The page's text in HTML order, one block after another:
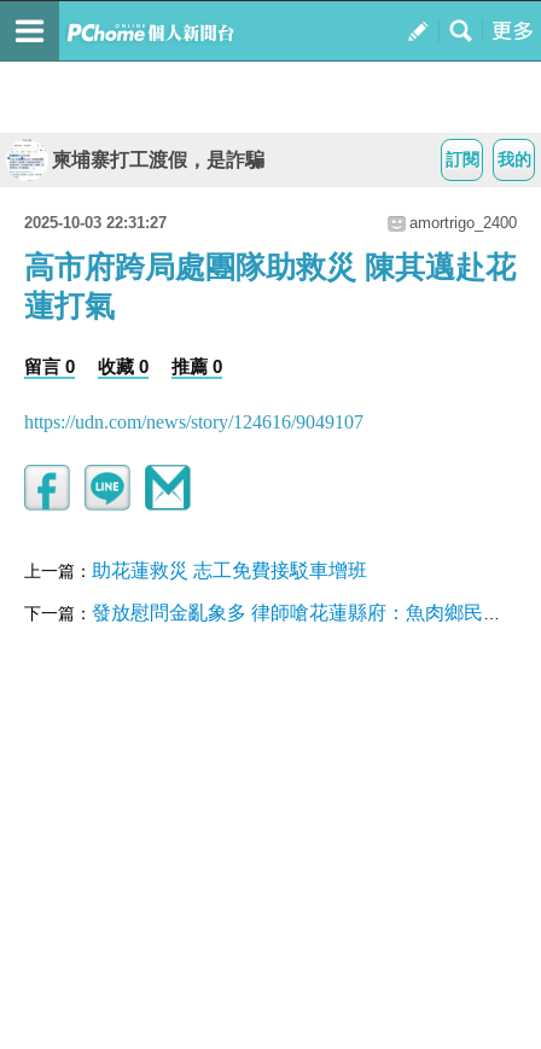
我的
訂閱
柬埔寨打工渡假，是詐騙
2025-10-03 22:31:27 amortrigo_2400
高市府跨局處團隊助救災 陳其邁赴花
蓮打氣
留言 0 收藏 0 推薦 0
https://udn.com/news/story/124616/9049107
上一篇： 助花蓮救災 志工免費接駁車增班
下一篇： 發放慰問金亂象多 律師嗆花蓮縣府：魚肉鄉民慣了！